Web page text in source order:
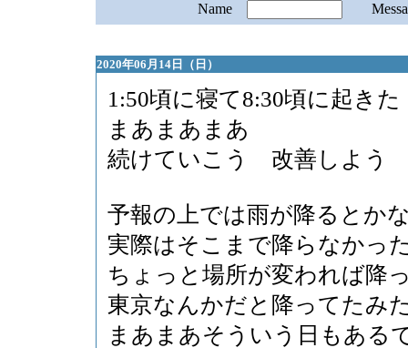
Name
2020年06月14日（日）
1:50頃に寝て8:30頃に起きた
まあまあまあ
続けていこう 改善しよう
予報の上では雨が降るとか
実際はそこまで降らなかっ
ちょっと場所が変われば降
東京なんかだと降ってたみ
まあまあそういう日もある